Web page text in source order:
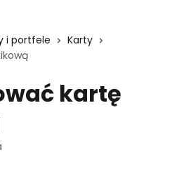
i portfele
Karty
kartę